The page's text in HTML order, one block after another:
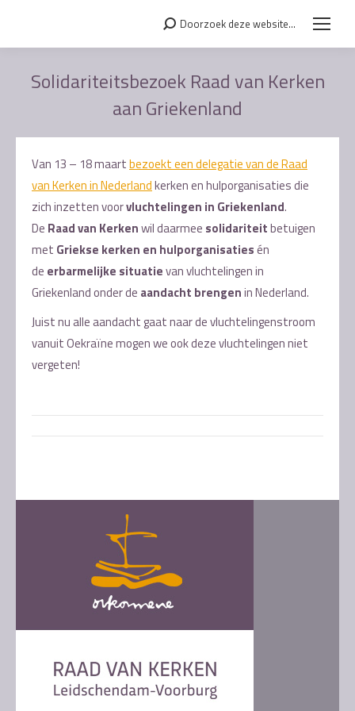
Search:Doorzoek deze website...
Solidariteitsbezoek Raad van Kerken
aan Griekenland
Van 13 – 18 maartbezoekt een delegatie van de Raad
van Kerken in Nederlandkerken en hulporganisaties die
zich inzetten voorvluchtelingen in Griekenland.
De Raad van Kerkenwil daarmee solidariteitbetuigen
met Griekse kerken en hulporganisatiesén
de erbarmelijke situatievan vluchtelingen in
Griekenland onder de aandacht brengenin Nederland.
Juist nu alle aandacht gaat naar de vluchtelingenstroom
vanuit Oekraïne mogen we ook deze vluchtelingen niet
vergeten!
Post